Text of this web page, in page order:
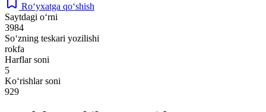
Ro‘yxatga qo‘shish
Saytdagi o‘rni
3984
So‘zning teskari yozilishi
rokfa
Harflar soni
5
Ko‘rishlar soni
929